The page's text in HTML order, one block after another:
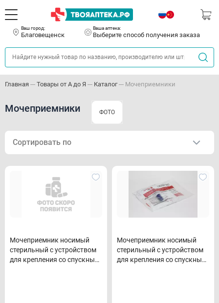
Ваш город:
Благовещенск
Ваша аптека:
Выберите способ получения заказа
Главная Товары от А до Я Каталог Мочеприемники
Мочеприемники ФОТО
Сортировать по
Мочеприемник носимый
стерильный с устройством
для крепления со спускным
Мочеприемник носимый
стерильный с устройством
для крепления со спускным